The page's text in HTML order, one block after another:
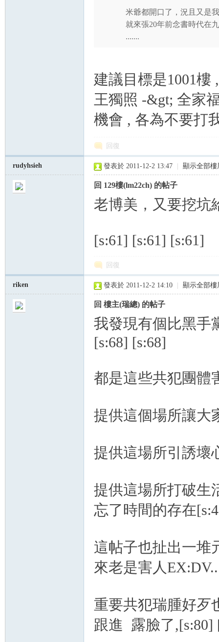
米爺都開口了，況且又是
就來張20年前念書時代在
.......
建議目標是1001樓
王獨照 -&gt; 全家
機會 , 各為不要打
回復
rudyhsieh 發表於 2011-12-2 13:47 顯示全部樓
回 129樓(lm22ch) 的帖子
老博美，又要挖坑
[s:61] [s:61] [s:61]
回復
riken 發表於 2011-12-2 14:10 顯示全部樓
回 樓主(瑞總) 的帖子
我發現有個比黑手
[s:68] [s:68]
都是這些共犯團體
提供這個場所讓大
提供這場所引誘
提供這場所打破生
忘了時間的存在
這帖子也扯出一堆
來老是害人
重要共犯瑞腫好歹
跟進 露臉了,[s:80]